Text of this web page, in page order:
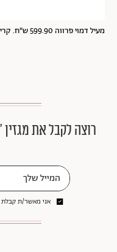
מעיל דמוי פרווה 599.90 ש"ח. קרייזי ליין | צילום: שי נייבורג
רוצה לקבל את מגזין
אני מאשר/ת קבלת